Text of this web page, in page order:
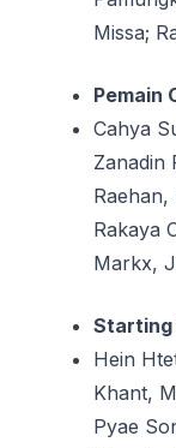
Missa;
Pemain
Cahya
Zanadin
Raehan,
Rakaya
Markx,
Starting
Hein
Khant,
Pyae